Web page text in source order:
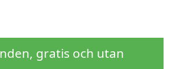
gratis och utan